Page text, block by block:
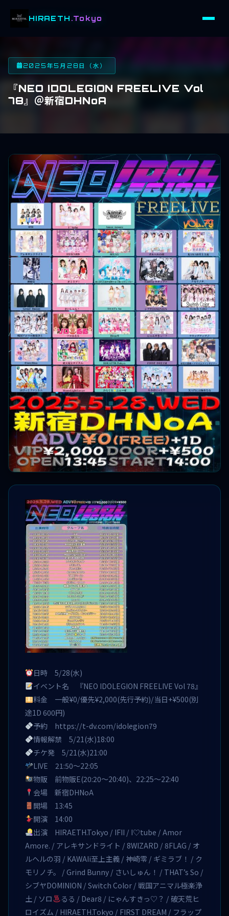
HIRAETH .Tokyo
2025年5月28日（水）
『NEO IDOLEGION FREELIVE Vol
78』＠新宿DHNoA
日時 5/28(水)
イベント名 『NEO IDOLEGION FREELIVE Vol 78』
料金 一般¥0/優先¥2,000(先行予約)/当日+¥500(別
途1D 600円)
予約 https://t-dv.com/idolegion79
情報解禁 5/21(水)18:00
チケ発 5/21(水)21:00
LIVE 21:50〜22:05
物販 前物販E(20:20〜20:40)、22:25〜22:40
会場 新宿DHNoA
開場 13:45
開演 14:00
出演 HIRAETH.Tokyo / IFII / I♡tube / Amor
Amore. / アレキサンドライト / 8WIZARD / 8FLAG / オ
ルヘルの羽 / KAWAIi至上主義 / 神崎零 / ギミラブ！ / ク
モリノチ。 / Grind Bunny / さいしゅん！ / THAT’s So /
シブヤDOMINION / Switch Color / 戦国アニマル極楽浄
土 / ソロ
るる / Dear8 / にゃんすきっ♡？ / 破天荒ヒ
ロイズム / HIRAETH.Tokyo / FIRST DREAM / フラップ